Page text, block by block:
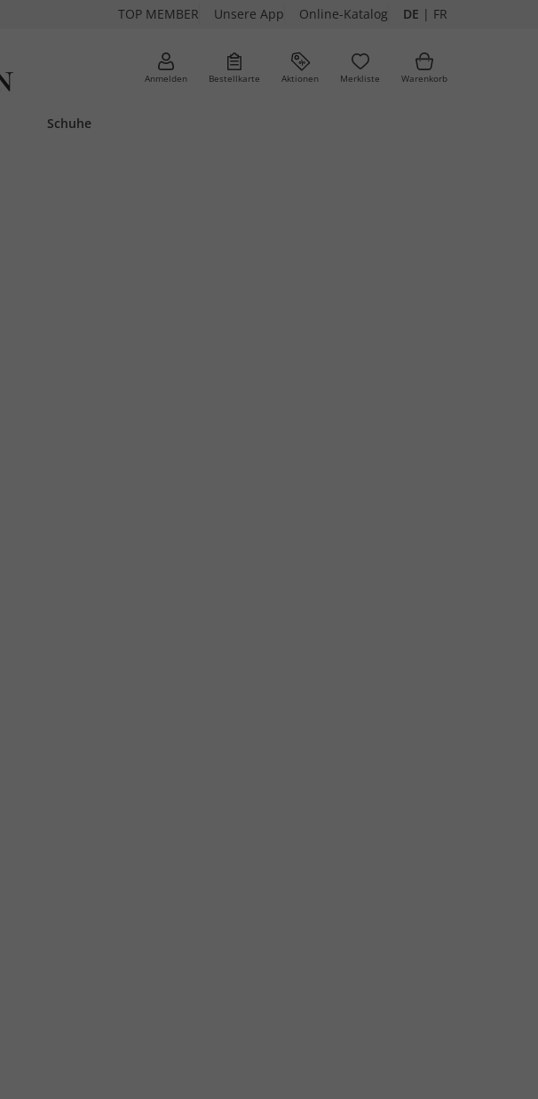
TOP MEMBER Unsere App Online-Katalog DE | FR
Anmelden Bestellkarte Aktionen Merkliste Warenkorb
Schuhe